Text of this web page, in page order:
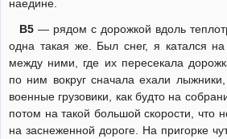
наедине.
В5— рядом с дорожкой вдоль
одна такая же. Был снег, я катался
между ними, где их пересекала
по ним вокруг сначала ехали
военные грузовики, как будто на
потом на такой большой скорости, что
на заснеженной дороге. На пригорке